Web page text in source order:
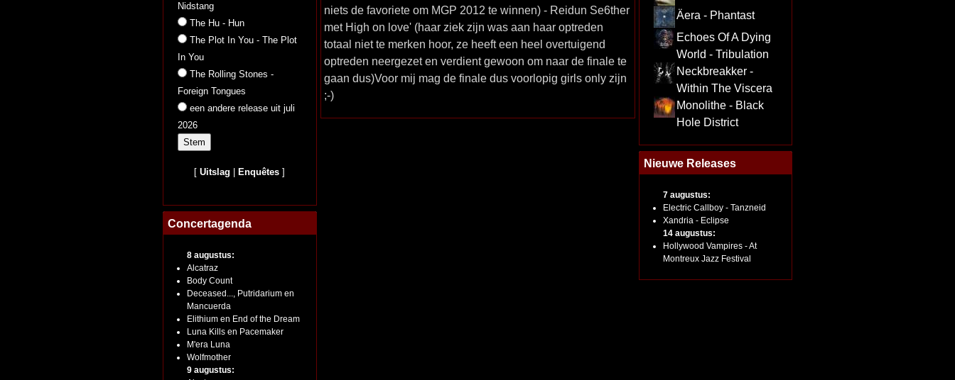
Nidstang
The Hu - Hun
The Plot In You - The Plot
In You
The Rolling Stones -
Foreign Tongues
een andere release uit juli
2026
[Uitslag Enquêtes ]
Concertagenda
8 augustus:
Alcatraz
Body Count
Deceased..., Putridarium en
Mancuerda
Elithium en End of the Dream
Luna Kills en Pacemaker
M'era Luna
Wolfmother
9 augustus:
niets de favoriete om MGP 2012 te winnen) - Reidun Se6ther
met High on love' (haar ziek zijn was aan haar optreden
totaal niet te merken hoor, ze heeft een heel overtuigend
optreden neergezet en verdient gewoon om naar de finale te
gaan dus)Voor mij mag de finale dus voorlopig girls only zijn
;-)
Äera - Phantast
Echoes Of A Dying
World - Tribulation
Neckbreakker -
Within The Viscera
Monolithe - Black
Hole District
Nieuwe Releases
7 augustus:
Electric Callboy - Tanzneid
Xandria - Eclipse
14 augustus:
Hollywood Vampires - At
Montreux Jazz Festival